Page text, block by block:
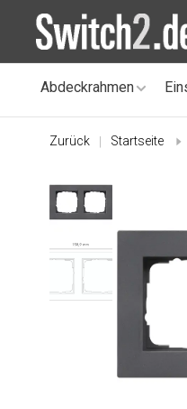
Abdeckrahmen
Zurück Startseite